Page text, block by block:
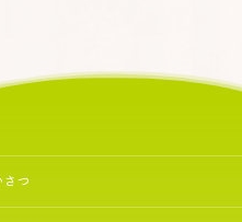
さつ